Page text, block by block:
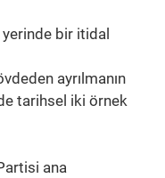
yerinde bir itidal
ayrılmanın
tarihsel iki örnek
ana